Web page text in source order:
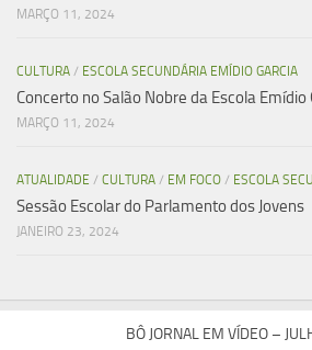
MARÇO 11, 2024
CULTURA / ESCOLA SECUNDÁRIA EMÍDIO GARCIA
Concerto no Salão Nobre da Escola Emídio
MARÇO 11, 2024
ATUALIDADE / CULTURA / EM FOCO / ESCOLA
Sessão Escolar do Parlamento dos Jovens
JANEIRO 23, 2024
BÔ JORNAL EM VÍDEO –